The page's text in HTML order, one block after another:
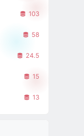
103
58
24.5
15
13